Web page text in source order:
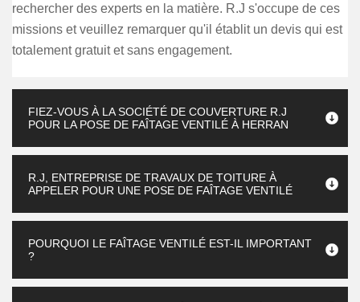
rechercher des experts en la matière. R.J s'occupe de ces
missions et veuillez remarquer qu'il établit un devis qui est
totalement gratuit et sans engagement.
FIEZ-VOUS À LA SOCIÉTÉ DE COUVERTURE R.J
POUR LA POSE DE FAÎTAGE VENTILÉ À HERRAN
R.J, ENTREPRISE DE TRAVAUX DE TOITURE À
APPELER POUR UNE POSE DE FAÎTAGE VENTILÉ
POURQUOI LE FAÎTAGE VENTILÉ EST-IL IMPORTANT
?